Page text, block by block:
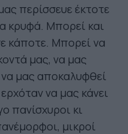
περίσσευε έκτοτε
κρυφά. Μπορεί και
κάποτε. Μπορεί να
μας, να μας
μας αποκαλυφθεί
να μας κάνει
πανίσχυροι κι
μικροί